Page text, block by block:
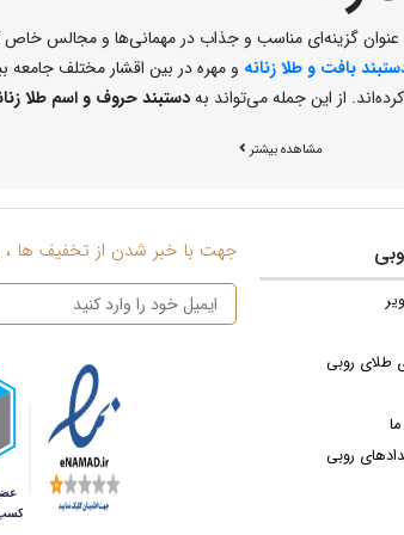
گزینه‌ای مناسب و جذاب در مهمانی‌ها و مجالس خاص
بافت و طلا زنانه و مهره در بین اقشار مختلف جامعه
از این جمله می‌تواند بهدستبند حروف و اسم طلا
هدایای هدفمند باشد. این مدل دستبندها هم در
می‌شوند و از ارزش معنوی بالایی برخوردارند.
در نتیجه تنوع طرح و مدل دستبند حروف و اسم طلا زنانه
ویژه می‌کند، این سبک طراحی بر روی دستبند حروف و اسم
و اسم فارسی را با متریال‌هایی چون مهره، زنجیر،
از حروف انگلیسی با فونت های مختلف هم می‌توانید
انگلیسی است که معمولا با تلفیق با چرم یک مدل
مشاهده بیشتر
طلای روبی
روبی
جهت با خبر شدن از تخفیف ها ،